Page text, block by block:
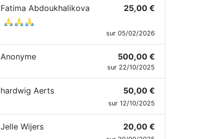
Fatima Abdoukhalikova 25,00 €
sur 05/02/2026
Anonyme 500,00 €
sur 22/10/2025
hardwig Aerts 50,00 €
sur 12/10/2025
Jelle Wijers 20,00 €